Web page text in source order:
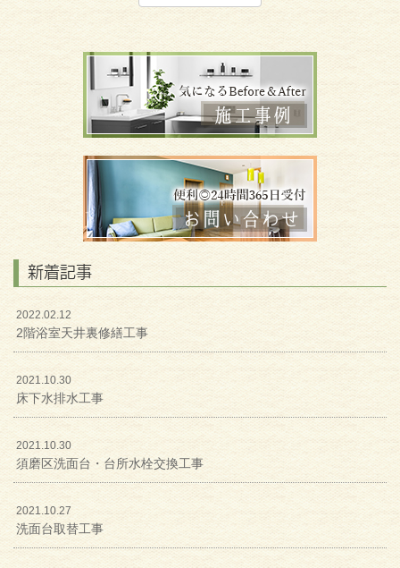
新着記事
2022.02.12
2階浴室天井裏修繕工事
2021.10.30
床下水排水工事
2021.10.30
須磨区洗面台・台所水栓交換工事
2021.10.27
洗面台取替工事